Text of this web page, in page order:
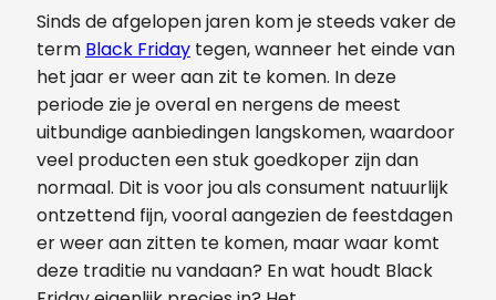
Sinds de afgelopen jaren kom je steeds vaker de
term Black Friday tegen, wanneer het einde van
het jaar er weer aan zit te komen. In deze
periode zie je overal en nergens de meest
uitbundige aanbiedingen langskomen, waardoor
veel producten een stuk goedkoper zijn dan
normaal. Dit is voor jou als consument natuurlijk
ontzettend fijn, vooral aangezien de feestdagen
er weer aan zitten te komen, maar waar komt
deze traditie nu vandaan? En wat houdt Black